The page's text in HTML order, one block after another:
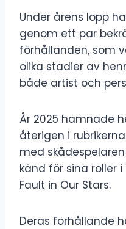
Under årens lopp
genom ett par
förhållanden, som
olika stadier av
både artist och
År 2025 hamnade
återigen i
med
känd för sina roller i
Fault in Our Stars.
Deras förhållande